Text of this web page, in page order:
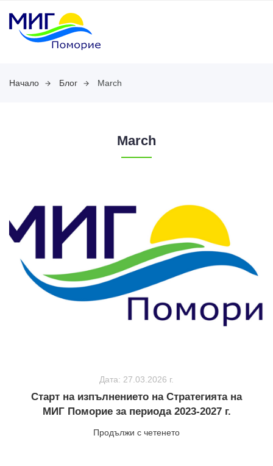
Начало Блог March
March
Дата: 27.03.2026 г.
Старт на изпълнението на Стратегията на
МИГ Поморие за периода 2023-2027 г.
Продължи с четенето